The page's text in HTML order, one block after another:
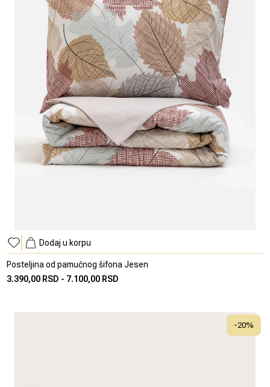
Dodaj u korpu
Posteljina od pamučnog šifona Jesen
3.390,00 RSD - 7.100,00 RSD
-20%